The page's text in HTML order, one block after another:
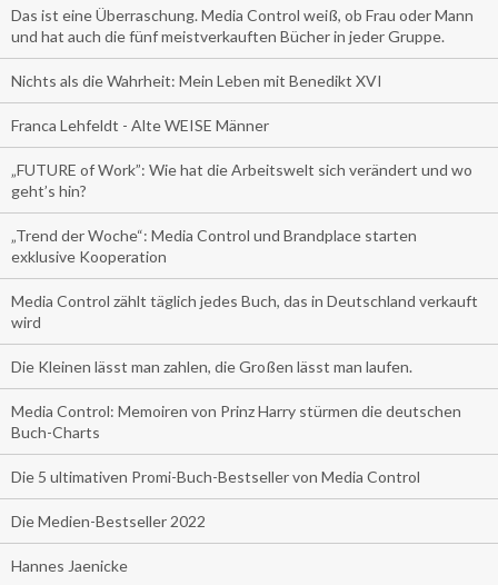
Das ist eine Überraschung. Media Control weiß, ob Frau oder Mann
und hat auch die fünf meistverkauften Bücher in jeder Gruppe.
Nichts als die Wahrheit: Mein Leben mit Benedikt XVI
Franca Lehfeldt - Alte WEISE Männer
„FUTURE of Work”: Wie hat die Arbeitswelt sich verändert und wo
geht’s hin?
„Trend der Woche“: Media Control und Brandplace starten
exklusive Kooperation
Media Control zählt täglich jedes Buch, das in Deutschland verkauft
wird
Die Kleinen lässt man zahlen, die Großen lässt man laufen.
Media Control: Memoiren von Prinz Harry stürmen die deutschen
Buch-Charts
Die 5 ultimativen Promi-Buch-Bestseller von Media Control
Die Medien-Bestseller 2022
Hannes Jaenicke